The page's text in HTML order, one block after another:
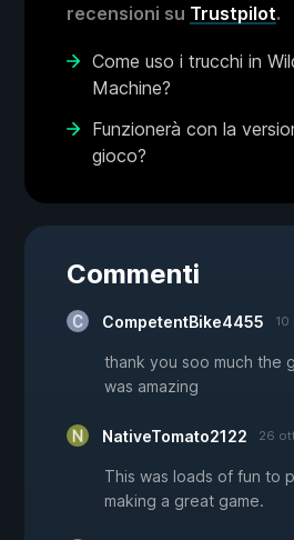
recensioni su Trustpilot.
Come uso i trucchi in
Machine?
Funzionerà con la
gioco?
Commenti
CompetentBike4455 10
thank you soo much the
was amazing
NativeTomato2122 26 ott
This was loads of fun to
making a great game.